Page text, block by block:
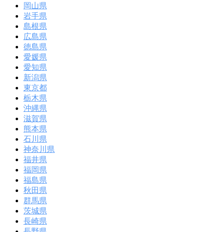
岡山県
岩手県
島根県
広島県
徳島県
愛媛県
愛知県
新潟県
東京都
栃木県
沖縄県
滋賀県
熊本県
石川県
神奈川県
福井県
福岡県
福島県
秋田県
群馬県
茨城県
長崎県